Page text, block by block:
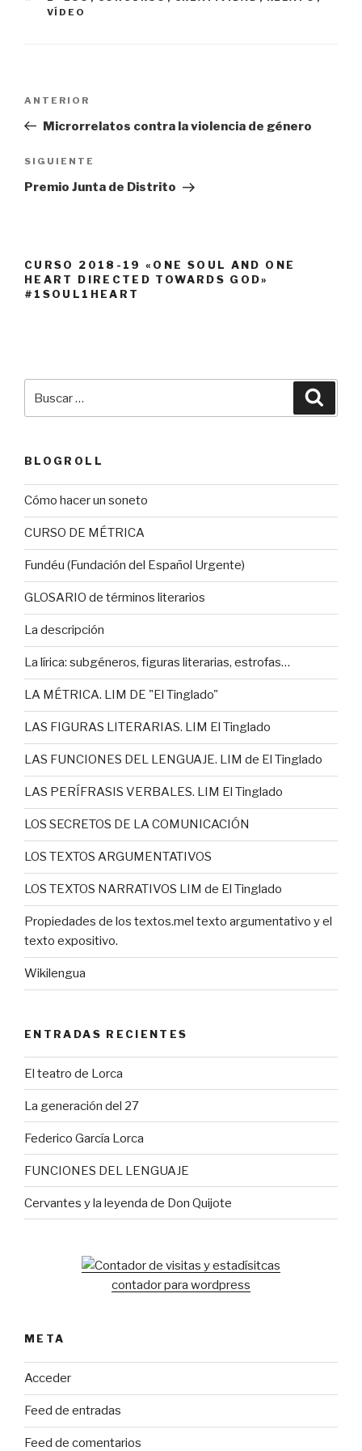
VÍDEO
entradas
Entrada
anterior:
ANTERIOR
Microrrelatos contra la violencia de género
Siguiente
entrada
SIGUIENTE
Premio Junta de Distrito
CURSO 2018-19 «ONE SOUL AND ONE
HEART DIRECTED TOWARDS GOD»
#1SOUL1HEART
por:
BLOGROLL
Cómo hacer un soneto
CURSO DE MÉTRICA
Fundéu (Fundación del Español Urgente)
GLOSARIO de términos literarios
La descripción
La lírica: subgéneros, figuras literarias, estrofas…
LA MÉTRICA. LIM DE "El Tinglado"
LAS FIGURAS LITERARIAS. LIM El Tinglado
LAS FUNCIONES DEL LENGUAJE. LIM de El Tinglado
LAS PERÍFRASIS VERBALES. LIM El Tinglado
LOS SECRETOS DE LA COMUNICACIÓN
LOS TEXTOS ARGUMENTATIVOS
LOS TEXTOS NARRATIVOS LIM de El Tinglado
Propiedades de los textos.mel texto argumentativo y el
texto expositivo.
Wikilengua
ENTRADAS RECIENTES
El teatro de Lorca
La generación del 27
Federico García Lorca
FUNCIONES DEL LENGUAJE
Cervantes y la leyenda de Don Quijote
contador para wordpress
META
Acceder
Feed de entradas
Feed de comentarios